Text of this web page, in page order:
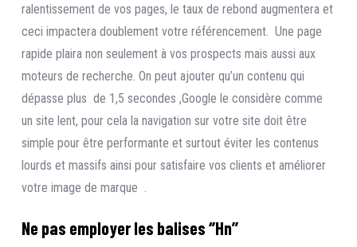
ralentissement de vos pages, le taux de rebond augmentera et
ceci impactera doublement votre référencement. Une page
rapide plaira non seulement à vos prospects mais aussi aux
moteurs de recherche. On peut ajouter qu’un contenu qui
dépasse plus de 1,5 secondes ,Google le considère comme
un site lent, pour cela la navigation sur votre site doit être
simple pour être performante et surtout éviter les contenus
lourds et massifs ainsi pour satisfaire vos clients et améliorer
votre image de marque .
Ne pas employer les balises ‘’Hn’’